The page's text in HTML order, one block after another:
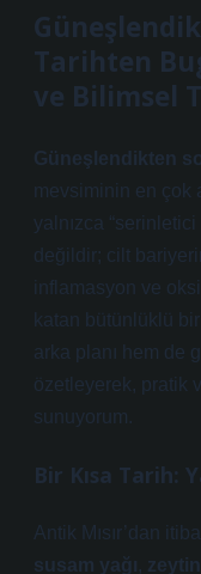
Tarihten
ve Bilimsel
Güneşlendikten
mevsiminin en çok
yalnızca
değildir; cilt
inflamasyon ve
katan bütünlüklü bir
arka planı hem de
özetleyerek, pratik
sunuyorum.
Bir Kısa Tarih:
Antik Mısır’dan
susam yağı,